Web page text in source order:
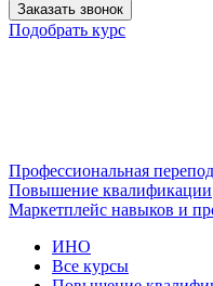
Заказать звонок
Подобрать курс
Профессиональная
Повышение квалификации
Маркетплейс навыков и
ИНО
Все курсы